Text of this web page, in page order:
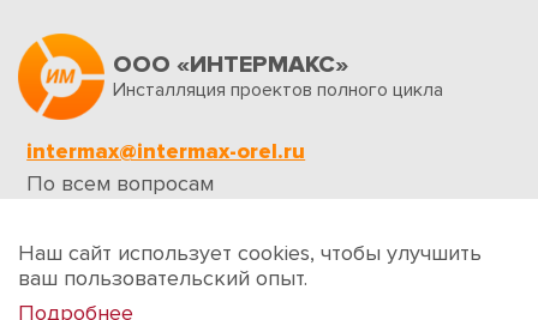
ООО «ИНТЕРМАКС»
Инсталляция проектов полного цикла
intermax@intermax-orel.ru
По всем вопросам
Обратная связь
Наш сайт использует cookies, чтобы улучшить
ваш пользовательский опыт.
Подробнее